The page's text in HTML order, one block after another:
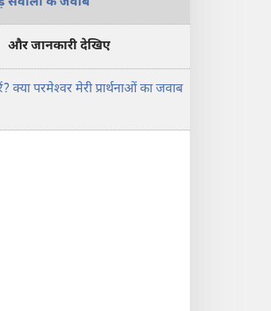
और जानकारी देखिए
क्या परमेश्‍वर मेरी प्रार्थनाओं का जवाब